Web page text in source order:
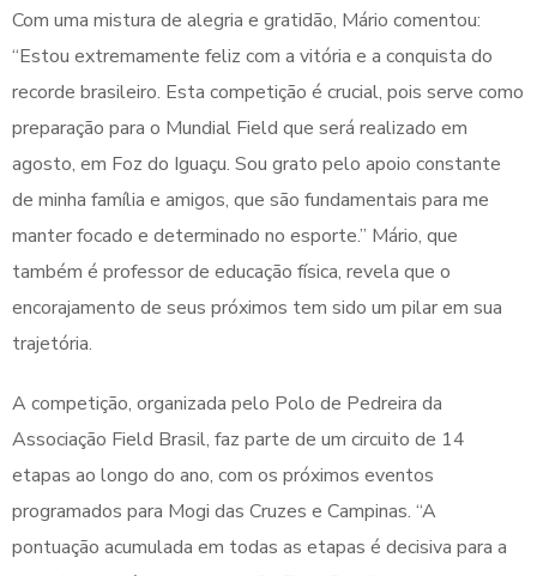
Com uma mistura de alegria e gratidão, Mário comentou:
“Estou extremamente feliz com a vitória e a conquista do
recorde brasileiro. Esta competição é crucial, pois serve como
preparação para o Mundial Field que será realizado em
agosto, em Foz do Iguaçu. Sou grato pelo apoio constante
de minha família e amigos, que são fundamentais para me
manter focado e determinado no esporte.” Mário, que
também é professor de educação física, revela que o
encorajamento de seus próximos tem sido um pilar em sua
trajetória.
A competição, organizada pelo Polo de Pedreira da
Associação Field Brasil, faz parte de um circuito de 14
etapas ao longo do ano, com os próximos eventos
programados para Mogi das Cruzes e Campinas. “A
pontuação acumulada em todas as etapas é decisiva para a